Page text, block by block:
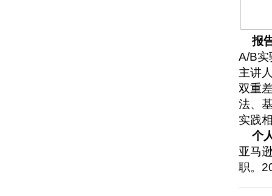
报
A/B实
主讲
双重
法、
实践
个
亚马
职。